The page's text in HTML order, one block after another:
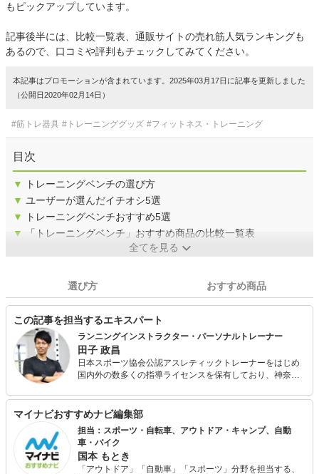
もピックアップしています。
記事後半には、比較一覧表、通販サイトの売れ筋人気ランキングも
あるので、口コミや評判もチェックしてみてください。
本記事はプロモーションが含まれています。2025年03月17日に記事を更新しました
（公開日2020年02月14日）
#筋トレ器具 #トレーニンググッズ #フィットネス・トレーニング
目次
▼
トレーニングベンチの選び方
▼ ユーザーが選んだイチオシ5選
▼
トレーニングベンチおすすめ5選
▼
「トレーニングベンチ」おすすめ商品の比較一覧表
全てを見る
選び方 おすすめ商品
この記事を担当するエキスパート
ランニングインストラクター・パーソナルトレーナー
田子 政昌
日本スポーツ協会公認アスレティックトレーナーをはじめ
国内外の数多くの指導ライセンスを保有しており、神奈川
ら、パーソナルジムの経営を行っています。 現在も現役で
陸上競技大会に出場しており、選手としての自身の目線や
大手スポーツ量販店での社員経験・これまでの運動指導経
験を活かして様々なスポーツ関連の記事執筆に関わってき
ました。 各種スポーツ教室・健康運動教室・講演会などの
ご依頼もお請けしております。
マイナビおすすめナビ編集部
担当：スポーツ・自転車、アウトドア・キャンプ、自動
車・バイク
国本 もとき
「アウトドア」「自動車」「スポーツ」分野を担当する、